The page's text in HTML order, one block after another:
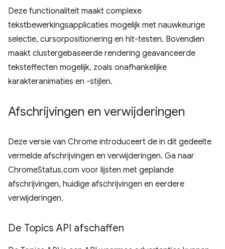
Deze functionaliteit maakt complexe
tekstbewerkingsapplicaties mogelijk met nauwkeurige
selectie, cursorpositionering en hit-testen. Bovendien
maakt clustergebaseerde rendering geavanceerde
teksteffecten mogelijk, zoals onafhankelijke
karakteranimaties en -stijlen.
Afschrijvingen en verwijderingen
Deze versie van Chrome introduceert de in dit gedeelte
vermelde afschrijvingen en verwijderingen. Ga naar
ChromeStatus.com voor lijsten met geplande
afschrijvingen, huidige afschrijvingen en eerdere
verwijderingen.
De Topics API afschaffen